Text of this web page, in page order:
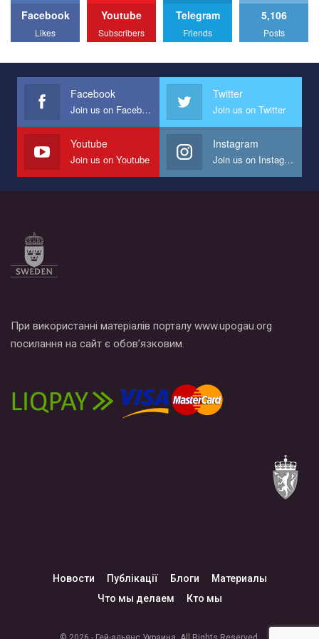
All you have to do is to press "Like" below the video.
Эмоционально сильный ролик от команды "Гей-альянс
представляющий программу развития организации.
Мы просим вас поддержать нас и помочь нам реализовать
наш план по борьбе с насилием и дискриминацией на почве
СОГИ в Украине.
Все, что вам нужно сделать - это зайти на наш канал YouTube
Facebook
Likes
Youtube
Subscribers
Telegram
Friends
5,106
Posts
Facebook
Join us on Facebook
Twitter
Join us on Twitter
Youtube
Join us on Youtube
Instagram
Join us on Instagram
При використанні матеріалів порталу www.upogau.org
посилання на сайт є обов’язковим.
Новости Публікації Блоги
Материалы
Что мы делаем
Кто мы